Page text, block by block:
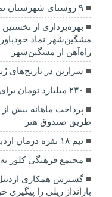
۹ روستای شهرستان نمین دچار تنش آبی هستند
بهره‌برداری از
مشگین‌شهر نماد
راه‌آهن از مشگین‌شهر
سزارین در تاریخ‌های
۲۳۰ میلیارد تومان برای تالار شهر اردبیل تأمین شد
طریق صندوق هنر
تیم ۱۸ نفره درمان اردبیل در مهران مستقر می‌شود
مجتمع فرهنگی کلور
گسترش همکاری
بارانداز ریلی را پیگیری